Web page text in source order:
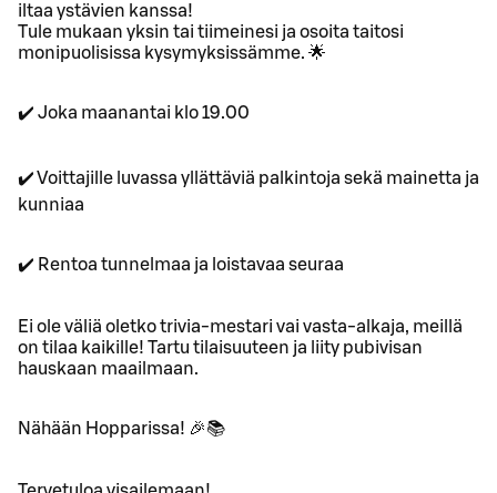
iltaa ystävien kanssa!
Tule mukaan yksin tai tiimeinesi ja osoita taitosi
monipuolisissa kysymyksissämme. 🌟
✔️ Joka maanantai klo 19.00
✔️ Voittajille luvassa yllättäviä palkintoja sekä mainetta ja
kunniaa
✔️ Rentoa tunnelmaa ja loistavaa seuraa
Ei ole väliä oletko trivia-mestari vai vasta-alkaja, meillä
on tilaa kaikille! Tartu tilaisuuteen ja liity pubivisan
hauskaan maailmaan.
Nähään Hopparissa! 🎉📚